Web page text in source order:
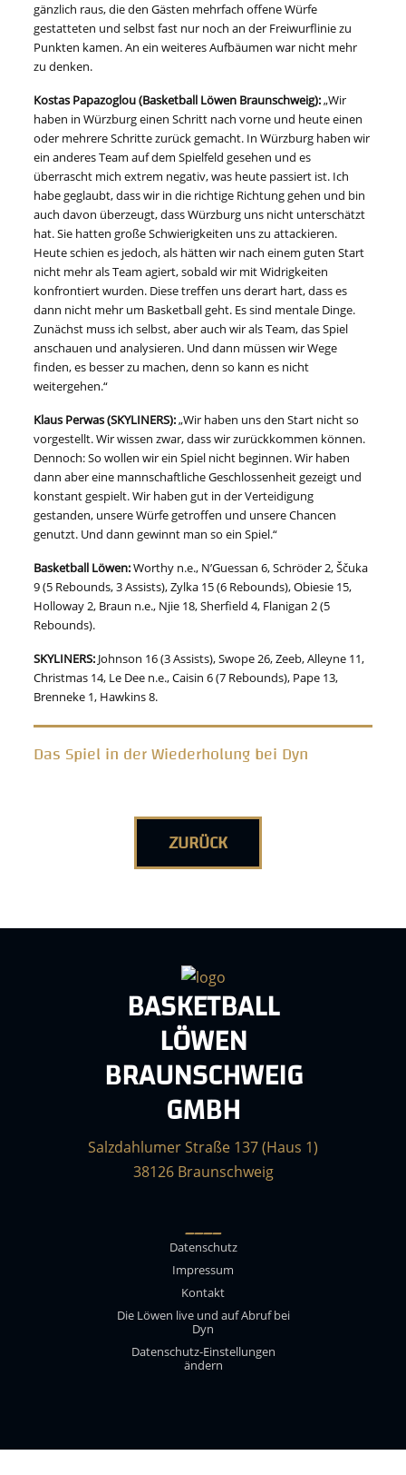
gänzlich raus, die den Gästen mehrfach offene Würfe
gestatteten und selbst fast nur noch an der Freiwurflinie zu
Punkten kamen. An ein weiteres Aufbäumen war nicht mehr
zu denken.
Kostas Papazoglou (Basketball Löwen Braunschweig):„Wir
haben in Würzburg einen Schritt nach vorne und heute einen
oder mehrere Schritte zurück gemacht. In Würzburg haben wir
ein anderes Team auf dem Spielfeld gesehen und es
überrascht mich extrem negativ, was heute passiert ist. Ich
habe geglaubt, dass wir in die richtige Richtung gehen und bin
auch davon überzeugt, dass Würzburg uns nicht unterschätzt
hat. Sie hatten große Schwierigkeiten uns zu attackieren.
Heute schien es jedoch, als hätten wir nach einem guten Start
nicht mehr als Team agiert, sobald wir mit Widrigkeiten
konfrontiert wurden. Diese treffen uns derart hart, dass es
dann nicht mehr um Basketball geht. Es sind mentale Dinge.
Zunächst muss ich selbst, aber auch wir als Team, das Spiel
anschauen und analysieren. Und dann müssen wir Wege
finden, es besser zu machen, denn so kann es nicht
weitergehen.“
Klaus Perwas (SKYLINERS):„Wir haben uns den Start nicht so
vorgestellt. Wir wissen zwar, dass wir zurückkommen können.
Dennoch: So wollen wir ein Spiel nicht beginnen. Wir haben
dann aber eine mannschaftliche Geschlossenheit gezeigt und
konstant gespielt. Wir haben gut in der Verteidigung
gestanden, unsere Würfe getroffen und unsere Chancen
genutzt. Und dann gewinnt man so ein Spiel.“
Basketball Löwen:Worthy n.e., N’Guessan 6, Schröder 2, Ščuka
9 (5 Rebounds, 3 Assists), Zylka 15 (6 Rebounds), Obiesie 15,
Holloway 2, Braun n.e., Njie 18, Sherfield 4, Flanigan 2 (5
Rebounds).
SKYLINERS: Johnson 16 (3 Assists), Swope 26, Zeeb, Alleyne 11,
Christmas 14, Le Dee n.e., Caisin 6 (7 Rebounds), Pape 13,
Brenneke 1, Hawkins 8.
Das Spiel in der Wiederholung bei Dyn
ZURÜCK
BASKETBALL
LÖWEN
BRAUNSCHWEIG
GMBH
Salzdahlumer Straße 137 (Haus 1)
38126 Braunschweig
____
Datenschutz
Impressum
Kontakt
Die Löwen live und auf Abruf bei
Dyn
Datenschutz-Einstellungen
ändern